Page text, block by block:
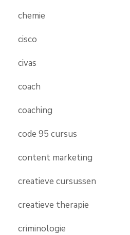
chemie
cisco
civas
coach
coaching
code 95 cursus
content marketing
creatieve cursussen
creatieve therapie
criminologie